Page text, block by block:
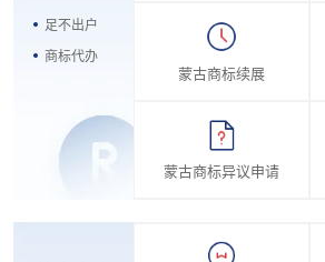
足不出户
商标代办
蒙古商标续展
蒙古商标异议申请